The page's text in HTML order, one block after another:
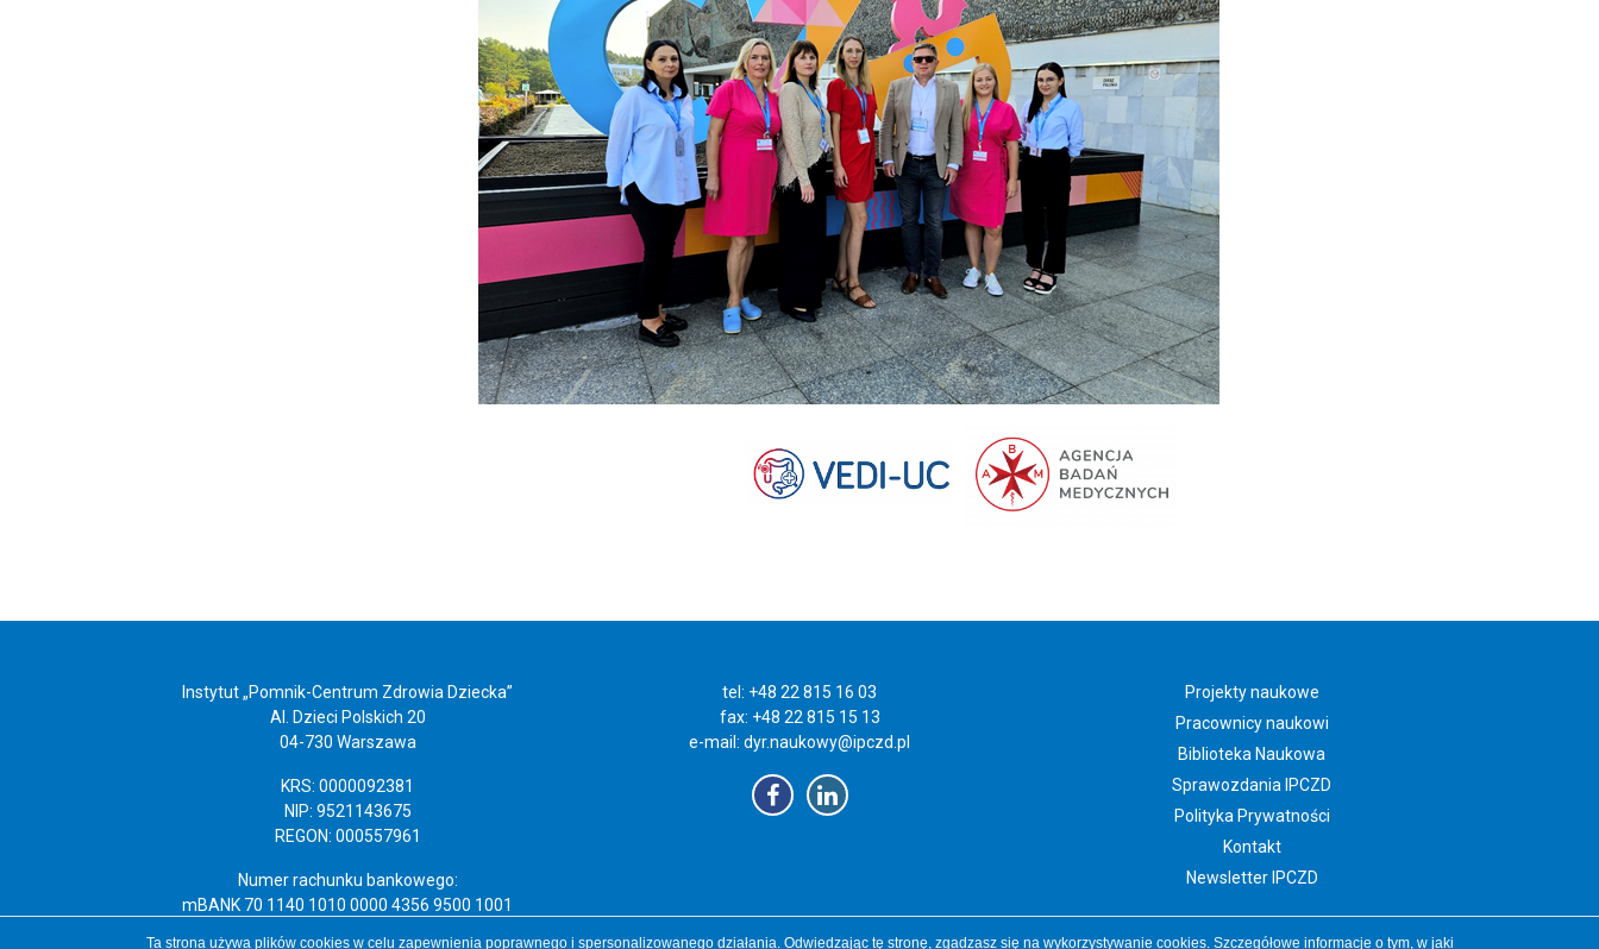
Instytut „Pomnik-Centrum Zdrowia Dziecka”
Al. Dzieci Polskich 20
04-730 Warszawa
KRS: 0000092381
NIP: 9521143675
REGON: 000557961
Numer rachunku bankowego:
mBANK 70 1140 1010 0000 4356 9500 1001
tel: +48 22 815 16 03
fax: +48 22 815 15 13
e-mail: dyr.naukowy@ipczd.pl
Projekty naukowe
Pracownicy naukowi
Biblioteka Naukowa
Sprawozdania IPCZD
Polityka Prywatności
Kontakt
Newsletter IPCZD
Ta strona używa plików cookies w celu zapewnienia poprawnego i spersonalizowanego działania. Odwiedzając tę stronę, zgadzasz się na wykorzystywanie cookies. Szczegółowe informacje o tym, w jaki